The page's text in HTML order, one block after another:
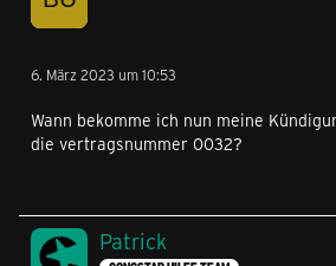
6. März 2023 um 10:53
Wann bekomme ich nun meine
die vertragsnummer 0032?
Patrick